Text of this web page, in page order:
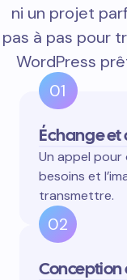
ni un projet
pas à pas pour
WordPress
01
Échange
Un appel
besoins et
transmettre.
02
Conception